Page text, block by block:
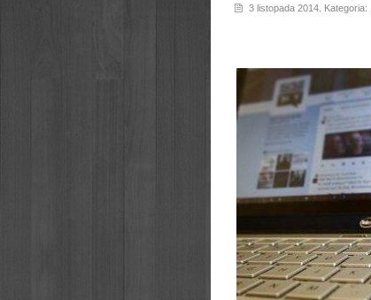
3 listopada 2014. Kategoria: .